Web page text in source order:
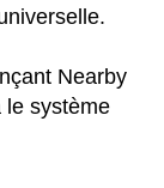
Nearby
le système